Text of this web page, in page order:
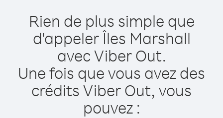
Rien de plus simple que
d'appeler Îles Marshall
avec Viber Out.
Une fois que vous avez des
crédits Viber Out, vous
pouvez :